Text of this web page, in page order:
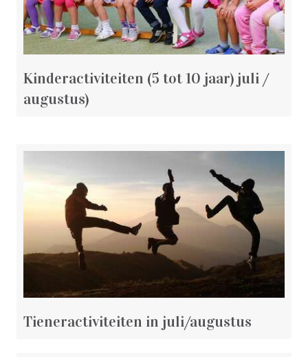
Kinderactiviteiten (5 tot 10 jaar) juli /
augustus)
Tieneractiviteiten in juli/augustus